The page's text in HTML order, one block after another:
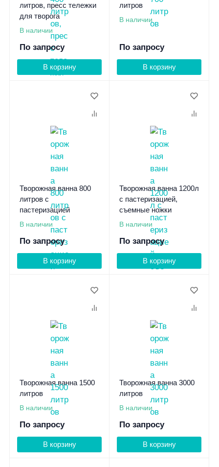
литров, пресс тележки
для творога
В наличии
По запросу
В корзину
литров
В наличии
По запросу
В корзину
Творожная ванна 800
литров с
пастеризацией
В наличии
По запросу
В корзину
Творожная ванна 1200л
с пастеризацией,
съемные ножки
В наличии
По запросу
В корзину
Творожная ванна 1500
литров
В наличии
По запросу
В корзину
Творожная ванна 3000
литров
В наличии
По запросу
В корзину